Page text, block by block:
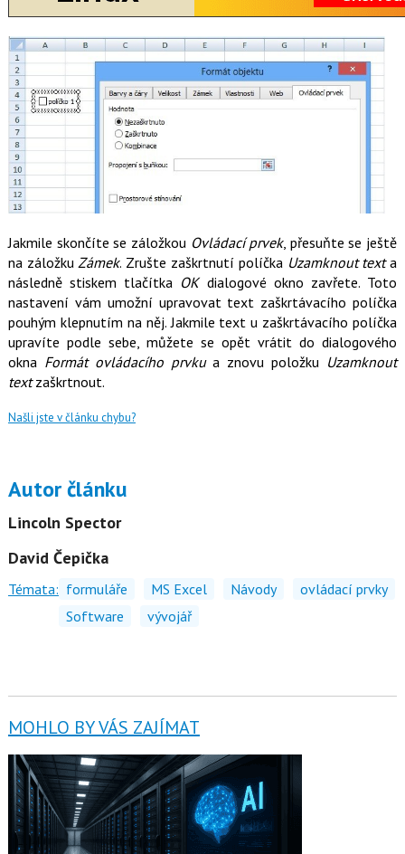
Jakmile skončíte se záložkouOvládací prvek, přesuňte se ještě
na záložkuZámek. Zrušte zaškrtnutí políčka Uzamknout texta
následně stiskem tlačítka OKdialogové okno zavřete. Toto
nastavení vám umožní upravovat text zaškrtávacího políčka
pouhým klepnutím na něj. Jakmile text u zaškrtávacího políčka
upravíte podle sebe, můžete se opět vrátit do dialogového
okna Formát ovládacího prvkua znovu položku Uzamknout
textzaškrtnout.
Našli jste v článku chybu?
Autor článku
Lincoln Spector
David Čepička
Témata: formuláře MS Excel Návody
ovládací prvky
Software
vývojář
MOHLO BY VÁS ZAJÍMAT